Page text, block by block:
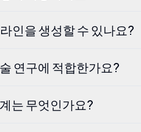
인을 생성할 수 있나요?
연구에 적합한가요?
는 무엇인가요?